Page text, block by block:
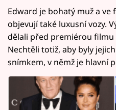
Edward je bohatý muž a
objevují také luxusní vozy.
dělali před premiérou filmu
Nechtěli totiž, aby byly
snímkem, v němž je hlavní